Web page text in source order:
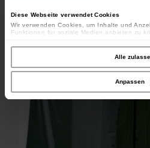
Diese Webseite verwendet Cookies
Wir verwenden Cookies, um Inhalte und
Funktionen für soziale Medien anbieten zu
unserer Website an unsere Partner für
weiter. Unsere Partner führen diese
Daten zusammen, die Sie ihnen
Ihrer Nutzung der Dienste gesammelt haben.
Alle
Anpassen